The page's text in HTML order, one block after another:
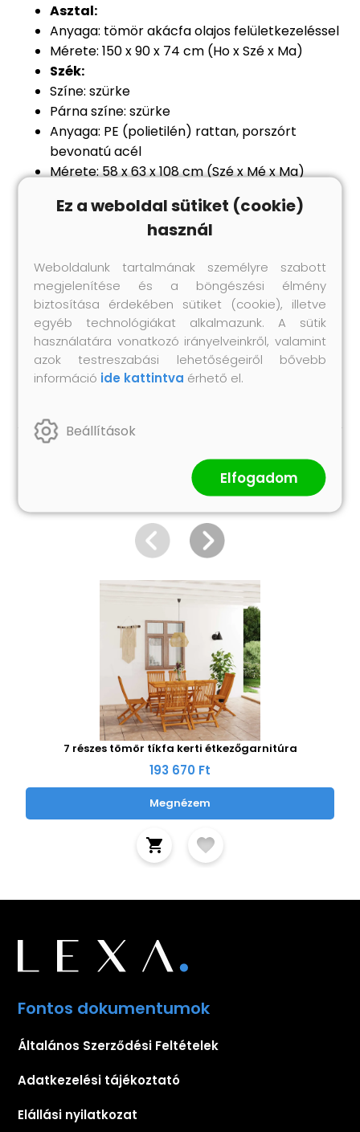
Asztal:
Anyaga: tömör akácfa olajos felületkezeléssel
Mérete: 150 x 90 x 74 cm (Ho x Szé x Ma)
Szék:
Színe: szürke
Párna színe: szürke
Anyaga: PE (polietilén) rattan, porszórt
bevonatú acél
Mérete: 58 x 63 x 108 cm (Szé x Mé x Ma)
Ülőfelület mérete: 44/49,5 x 54 cm (Szé x Mé)
Ülőfelület magassága a talajtól: 42 cm
Karfa magassága a talajtól: 61 cm
Ülőpárna vastagsága: 4 cm
Összeszerelést igényel: igen
A csomag tartalma:
1 db asztal
4 db szék
4 db párna
Hasonló termékek
7 részes tömör tíkfa kerti étkezőgarnitúra
193 670 Ft
Megnézem
Fontos dokumentumok
Általános Szerződési Feltételek
Adatkezelési tájékoztató
Elállási nyilatkozat
Ez a weboldal sütiket (cookie)
használ
Weboldalunk tartalmának személyre szabott
megjelenítése és a böngészési élmény
biztosítása érdekében sütiket (cookie), illetve
egyéb technológiákat alkalmazunk. A sütik
használatára vonatkozó irányelveinkről, valamint
azok testreszabási lehetőségeiről bővebb
információ ide kattintva érhető el.
Beállítások
Elfogadom